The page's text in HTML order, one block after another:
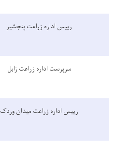
رییس اداره زراعت پنجشیر
سرپرست اداره زراعت زابل
رییس اداره زراعت میدان وردک